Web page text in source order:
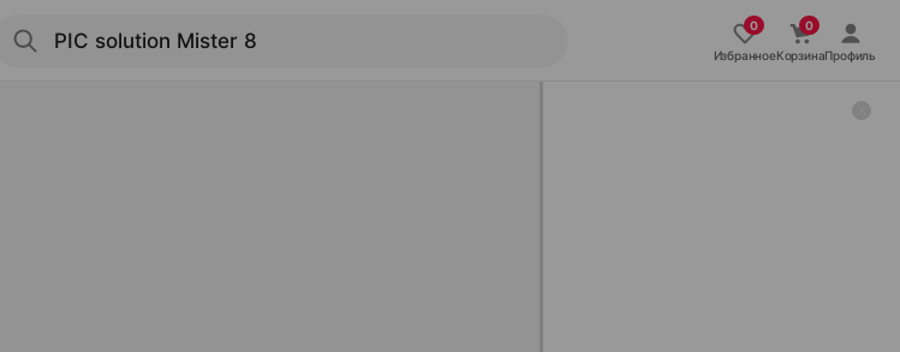
ИзбранноеКорзинаПрофиль